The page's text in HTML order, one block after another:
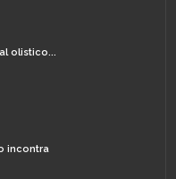
olistico...
incontra